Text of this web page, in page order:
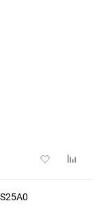
Добавить